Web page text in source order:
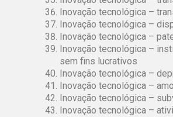
Inovação tecnológica –
Inovação tecnológica –
Inovação tecnológica –
Inovação tecnológica –
sem fins lucrativos
Inovação tecnológica –
Inovação tecnológica –
Inovação tecnológica –
Inovação tecnológica –